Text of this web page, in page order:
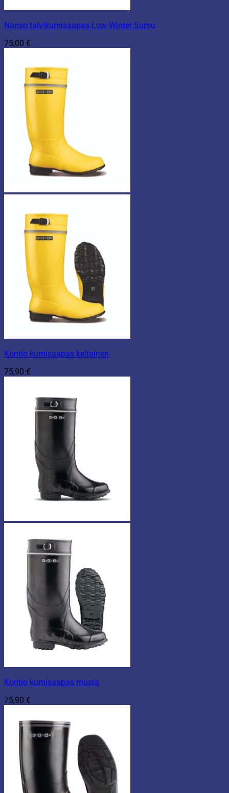
Nanso talvikumisaapas Low Winter Sumu
75,00 €
Kontio kumisaapas keltainen
75,90 €
Kontio kumisaapas musta
75,90 €